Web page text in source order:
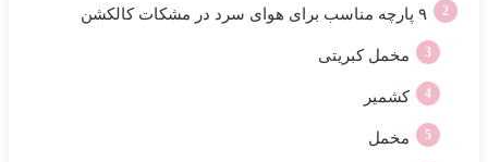
۹ پارچه مناسب برای هوای سرد در مشکات کالکشن
مخمل کبریتی
کشمیر
مخمل